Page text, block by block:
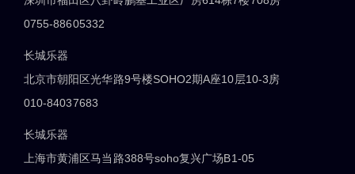
0755-88605332
长城乐器
北京市朝阳区光华路9号楼SOHO2期A座10层10-3房
010-84037683
长城乐器
上海市黄浦区马当路388号soho复兴广场B1-05